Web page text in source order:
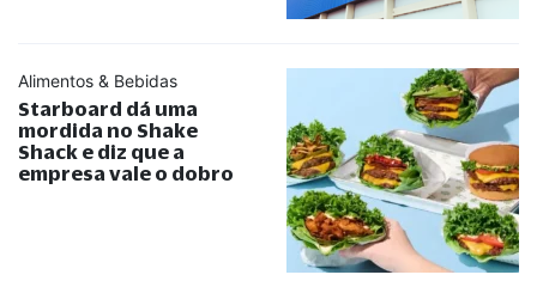
Alimentos & Bebidas
Starboard dá uma
mordida no Shake
Shack e diz que a
empresa vale o dobro